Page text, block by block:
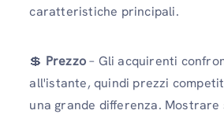
caratteristiche principali.
💲 Prezzo– Gli acquirenti
all'istante, quindi prezzi
una grande differenza.